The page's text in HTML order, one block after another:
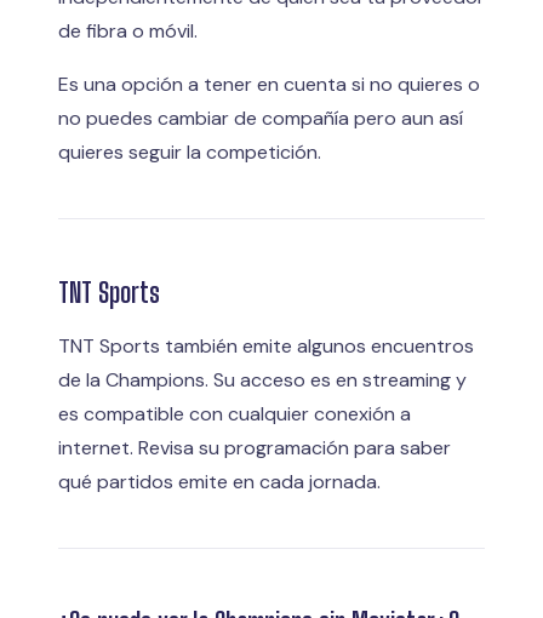
de fibra o móvil.
Es una opción a tener en cuenta si no quieres o
no puedes cambiar de compañía pero aun así
quieres seguir la competición.
TNT Sports
TNT Sports también emite algunos encuentros
de la Champions. Su acceso es en streaming y
es compatible con cualquier conexión a
internet. Revisa su programación para saber
qué partidos emite en cada jornada.